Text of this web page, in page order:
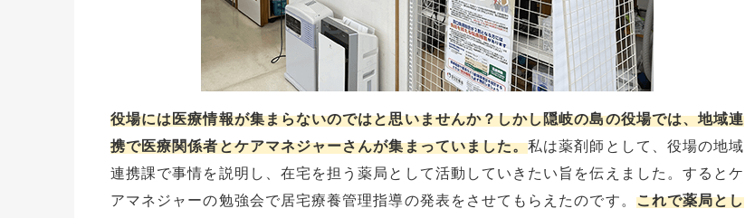
役場には医療情報が集まらないのではと思いませんか？しかし隠岐の島の役場では、地域連
携で医療関係者とケアマネジャーさんが集まっていました。私は薬剤師として、役場の地域
連携課で事情を説明し、在宅を担う薬局として活動していきたい旨を伝えました。するとケ
アマネジャーの勉強会で居宅療養管理指導の発表をさせてもらえたのです。 これで薬局とし